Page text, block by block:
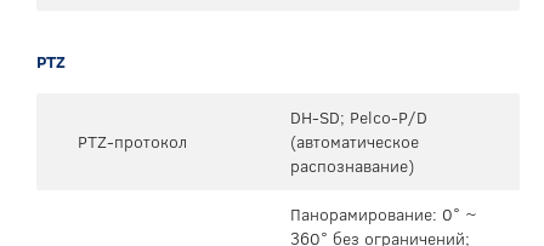
PTZ
PTZ-протокол
DH-SD; Pelco-P/D
(автоматическое
распознавание)
Панорамирование: 0° ~
360° без ограничений;